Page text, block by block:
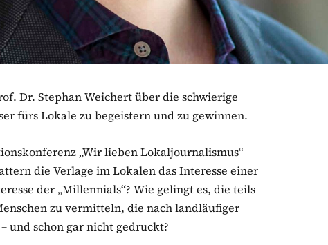
Dr. Stephan Weichert über die schwierige
fürs Lokale zu begeistern und zu gewinnen.
„Wir lieben Lokaljournalismus“
die Verlage im Lokalen das Interesse einer
der „Millennials“? Wie gelingt es, die teils
zu vermitteln, die nach landläufiger
und schon gar nicht gedruckt?